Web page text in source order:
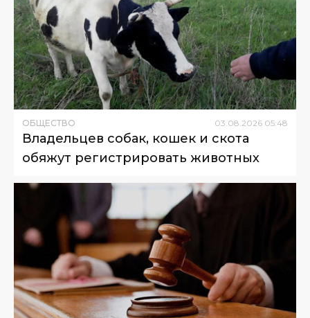
ОБЩЕСТВО 03 08 2026 05:48
Владельцев собак, кошек и скота
обяжут регистрировать животных